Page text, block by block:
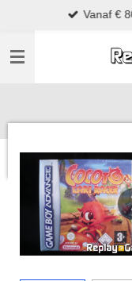
naar
Vanaf €